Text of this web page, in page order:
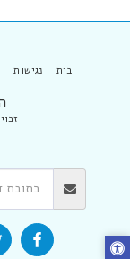
זכויות
בית נגישות